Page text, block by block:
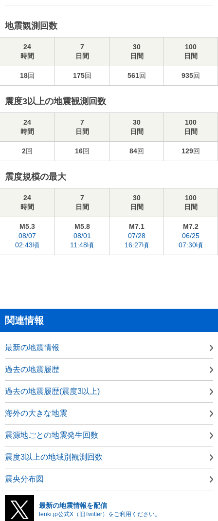
地震観測回数
24
時間
7
日間
30
日間
100
日間
18回 175回 561回 935回
震度3以上の地震観測回数
24
時間
7
日間
30
日間
100
日間
2回 16回 84回 129回
震度規模の最大
24
時間
7
日間
30
日間
100
日間
M5.3
08/07
02:43頃
M5.8
08/01
11:48頃
M7.1
07/28
16:27頃
M7.2
06/25
07:30頃
関連情報
最新の地震情報
過去の地震履歴
過去の地震履歴(震度3以上)
海外の大きな地震
震源地ごとの地震発生回数
震度3以上の地域別観測回数
震央分布図
最新の地震情報を配信
tenki.jp公式X（旧Twitter）をご利用ください。